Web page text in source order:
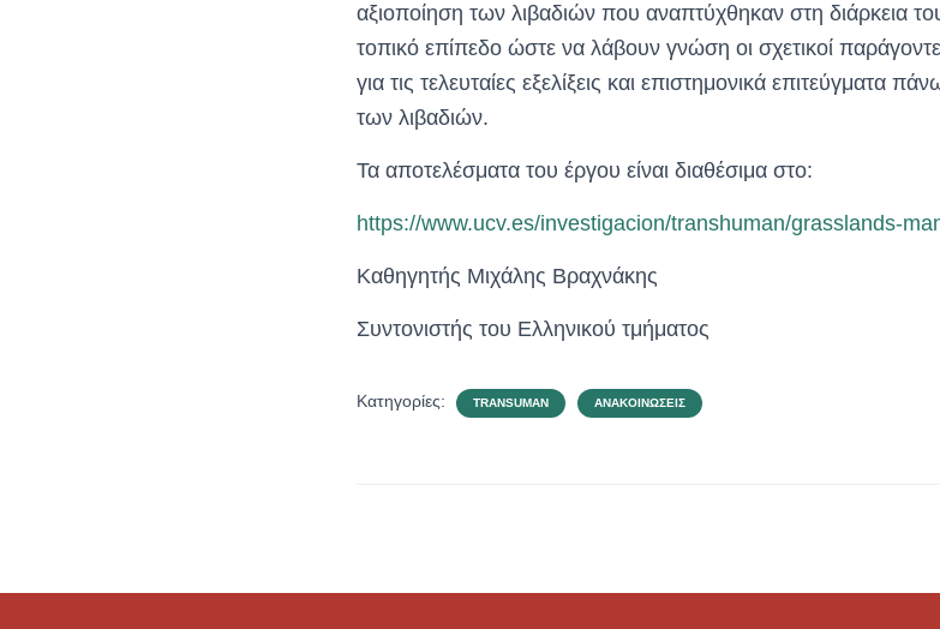
αξιοποίηση των λιβαδιών που αναπτύχθηκαν στη διάρκεια
τοπικό επίπεδο ώστε να λάβουν γνώση οι σχετικοί
για τις τελευταίες εξελίξεις και επιστημονικά επιτεύγματα
των λιβαδιών.
Τα αποτελέσματα του έργου είναι διαθέσιμα στο:
https://www.ucv.es/investigacion/transhuman/grasslands-
Καθηγητής Μιχάλης Βραχνάκης
Συντονιστής του Ελληνικού τμήματος
Κατηγορίες: TRANSUMAN ΑΝΑΚΟΙΝΏΣΕΙΣ